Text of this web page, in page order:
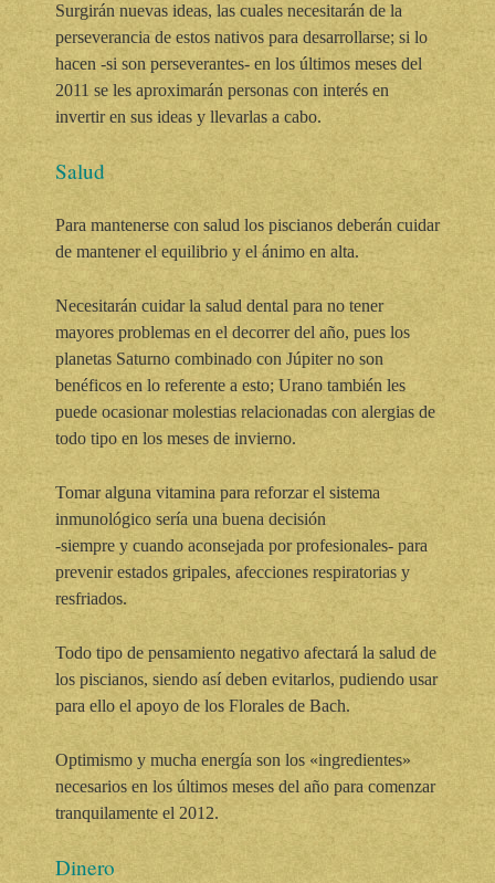
Surgirán nuevas ideas, las cuales necesitarán de la
perseverancia de estos nativos para desarrollarse; si lo
hacen -si son perseverantes- en los últimos meses del
2011 se les aproximarán personas con interés en
invertir en sus ideas y llevarlas a cabo.
Salud
Para mantenerse con salud los piscianos deberán cuidar
de mantener el equilibrio y el ánimo en alta.
Necesitarán cuidar la salud dental para no tener
mayores problemas en el decorrer del año, pues los
planetas Saturno combinado con Júpiter no son
benéficos en lo referente a esto; Urano también les
puede ocasionar molestias relacionadas con alergias de
todo tipo en los meses de invierno.
Tomar alguna vitamina para reforzar el sistema
inmunológico sería una buena decisión
-siempre y cuando aconsejada por profesionales- para
prevenir estados gripales, afecciones respiratorias y
resfriados.
Todo tipo de pensamiento negativo afectará la salud de
los piscianos, siendo así deben evitarlos, pudiendo usar
para ello el apoyo de los Florales de Bach.
Optimismo y mucha energía son los «ingredientes»
necesarios en los últimos meses del año para comenzar
tranquilamente el 2012.
Dinero